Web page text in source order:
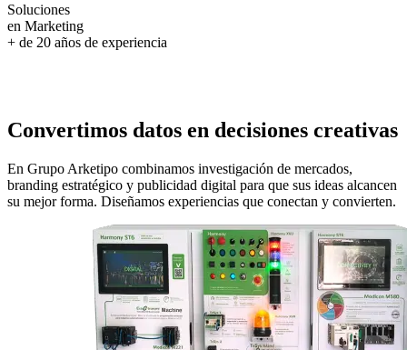
Soluciones
en Marketing
+ de 20 años de experiencia
Convertimos datos en decisiones creativas
En Grupo Arketipo combinamos investigación de mercados,
branding estratégico y publicidad digital para que sus ideas alcancen
su mejor forma. Diseñamos experiencias que conectan y convierten.